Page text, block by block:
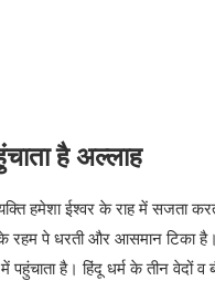
है अल्‍लाह
हमेशा ईश्‍वर के राह में सजता
के रहम पे धरती और आसमान टिका
है। हिंदू धर्म के तीन वेदों व